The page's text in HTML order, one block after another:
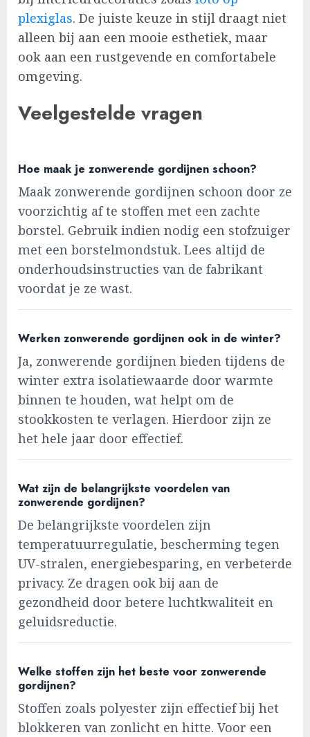
plexiglas. De juiste keuze in stijl draagt niet
alleen bij aan een mooie esthetiek, maar
ook aan een rustgevende en comfortabele
omgeving.
Veelgestelde vragen
Hoe maak je zonwerende gordijnen schoon?
Maak zonwerende gordijnen schoon door ze
voorzichtig af te stoffen met een zachte
borstel. Gebruik indien nodig een stofzuiger
met een borstelmondstuk. Lees altijd de
onderhoudsinstructies van de fabrikant
voordat je ze wast.
Werken zonwerende gordijnen ook in de winter?
Ja, zonwerende gordijnen bieden tijdens de
winter extra isolatiewaarde door warmte
binnen te houden, wat helpt om de
stookkosten te verlagen. Hierdoor zijn ze
het hele jaar door effectief.
Wat zijn de belangrijkste voordelen van
zonwerende gordijnen?
De belangrijkste voordelen zijn
temperatuurregulatie, bescherming tegen
UV-stralen, energiebesparing, en verbeterde
privacy. Ze dragen ook bij aan de
gezondheid door betere luchtkwaliteit en
geluidsreductie.
Welke stoffen zijn het beste voor zonwerende
gordijnen?
Stoffen zoals polyester zijn effectief bij het
blokkeren van zonlicht en hitte. Voor een